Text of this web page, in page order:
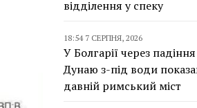
відділення у спеку
18:54 7 СЕРПНЯ, 2026
У Болгарії через
Дунаю з-під води
давній римський міст